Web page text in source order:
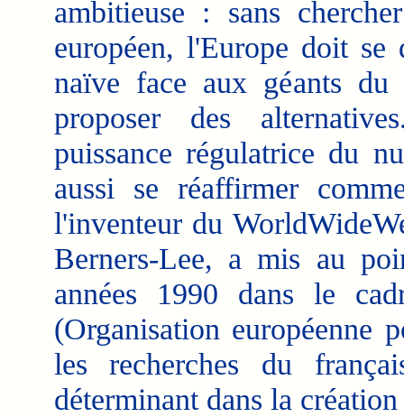
ambitieuse : sans
européen, l'Europe doit se
naïve face aux géants
proposer des
puissance régulatrice du
aussi se réaffirmer
l'inventeur du
Berners-Lee, a mis au
années 1990 dans le
(Organisation européenne
les recherches du
déterminant dans la